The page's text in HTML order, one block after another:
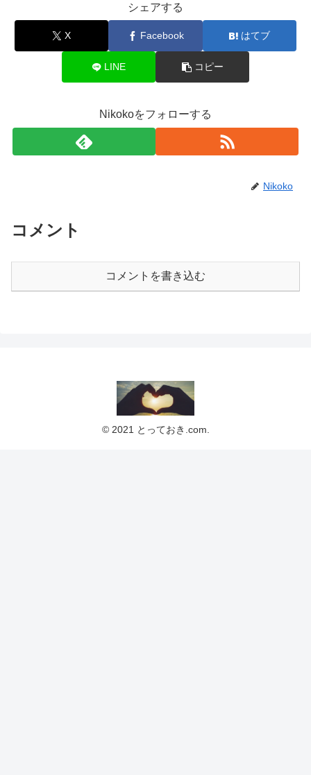
シェアする
X Facebook はてブ
LINE コピー
Nikokoをフォローする
Nikoko
コメント
コメントを書き込む
© 2021 とっておき.com.